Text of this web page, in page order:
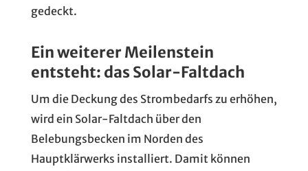
gedeckt.
Ein weiterer Meilenstein
entsteht: das Solar-Faltdach
Um die Deckung des Strombedarfs zu erhöhen,
wird ein Solar-Faltdach über den
Belebungsbecken im Norden des
Hauptklärwerks installiert. Damit können